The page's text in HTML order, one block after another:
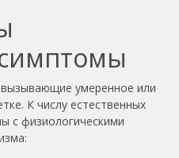
умеренное или
К числу естественных
с физиологическими